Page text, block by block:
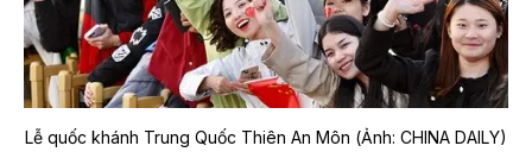
Lễ quốc khánh Trung Quốc Thiên An Môn (Ảnh: CHINA DAILY)